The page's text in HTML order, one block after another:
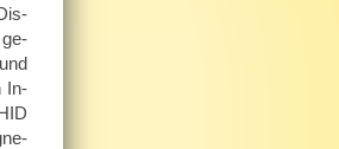
ge­
In­